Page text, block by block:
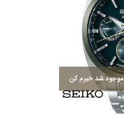
موجود شد خبرم کن